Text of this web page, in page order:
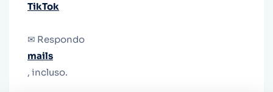
TikTok
✉ Respondo
mails
, incluso.